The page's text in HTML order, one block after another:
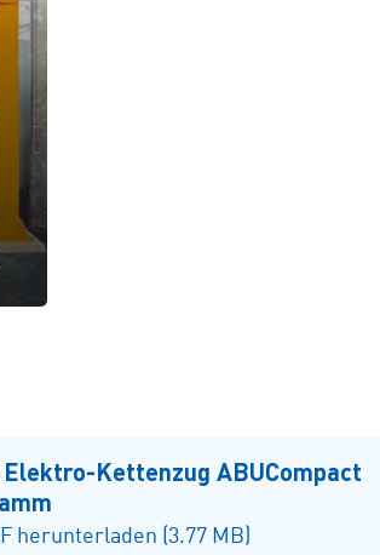
Elektro-Kettenzug ABUCompact
herunterladen (3.77 MB)